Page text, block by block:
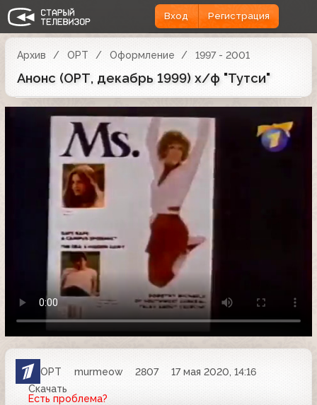
Вход Регистрация
Архив ОРТ Оформление 1997 - 2001
Анонс (ОРТ, декабрь 1999) х/ф "Тутси"
ОРТ murmeow 2807
17 мая 2020, 14:16
Скачать
Есть проблема?